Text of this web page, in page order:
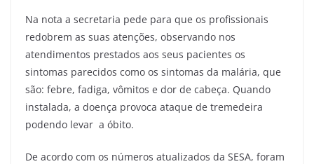
Na nota a secretaria pede para que os profissionais
redobrem as suas atenções, observando nos
atendimentos prestados aos seus pacientes os
sintomas parecidos como os sintomas da malária, que
são: febre, fadiga, vômitos e dor de cabeça. Quando
instalada, a doença provoca ataque de tremedeira
podendo levar a óbito.
De acordo com os números atualizados da SESA, foram